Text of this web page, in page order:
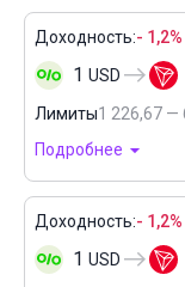
Доходность:- 1,2%
1 USD
Лимиты1 226,67 —
Подробнее
Доходность:- 1,2%
1 USD